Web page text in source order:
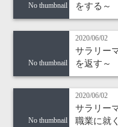
No thumbnail
をする～
No thumbnail
2020/06/02
サラリー
を返す～
No thumbnail
2020/06/02
サラリー
職業に就